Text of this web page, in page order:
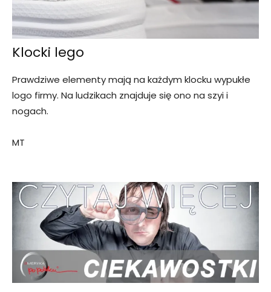
Klocki lego
Prawdziwe elementy mają na każdym klocku wypukłe
logo firmy. Na ludzikach znajduje się ono na szyi i
nogach.
MT